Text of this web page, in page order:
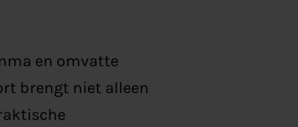
en omvatte
brengt niet alleen